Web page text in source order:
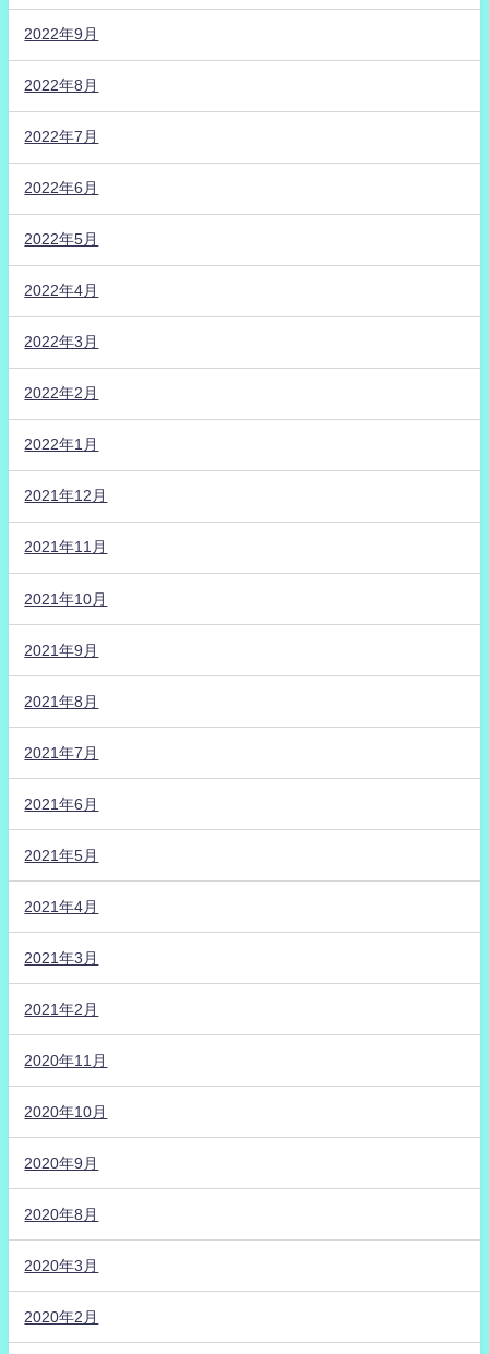
2022年9月
2022年8月
2022年7月
2022年6月
2022年5月
2022年4月
2022年3月
2022年2月
2022年1月
2021年12月
2021年11月
2021年10月
2021年9月
2021年8月
2021年7月
2021年6月
2021年5月
2021年4月
2021年3月
2021年2月
2020年11月
2020年10月
2020年9月
2020年8月
2020年3月
2020年2月